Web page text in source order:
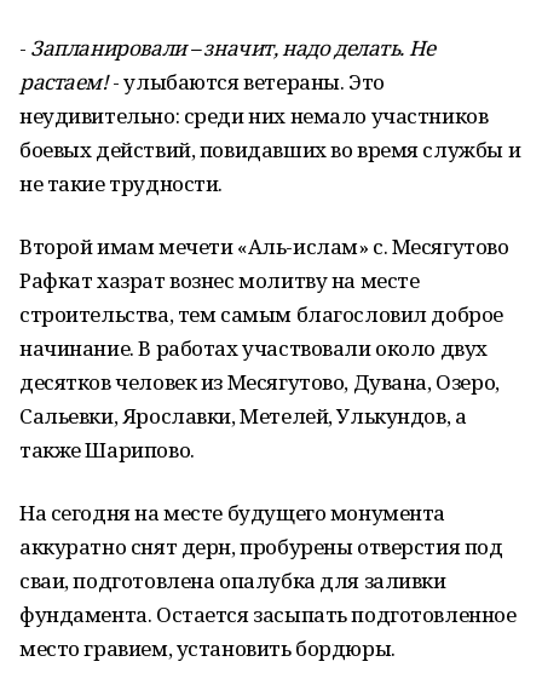
- Запланировали – значит, надо делать. Не
растаем!- улыбаются ветераны. Это
неудивительно: среди них немало участников
боевых действий, повидавших во время службы и
не такие трудности.
Второй имам мечети «Аль-ислам» с. Месягутово
Рафкат хазрат вознес молитву на месте
строительства, тем самым благословил доброе
начинание. В работах участвовали около двух
десятков человек из Месягутово, Дувана, Озеро,
Сальевки, Ярославки, Метелей, Улькундов, а
также Шарипово.
На сегодня на месте будущего монумента
аккуратно снят дерн, пробурены отверстия под
сваи, подготовлена опалубка для заливки
фундамента. Остается засыпать подготовленное
место гравием, установить бордюры.